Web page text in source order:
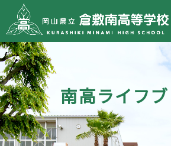
南高ライフ